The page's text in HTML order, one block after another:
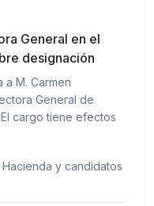
General en el
designación
a M. Carmen
General de
cargo tiene efectos
y candidatos